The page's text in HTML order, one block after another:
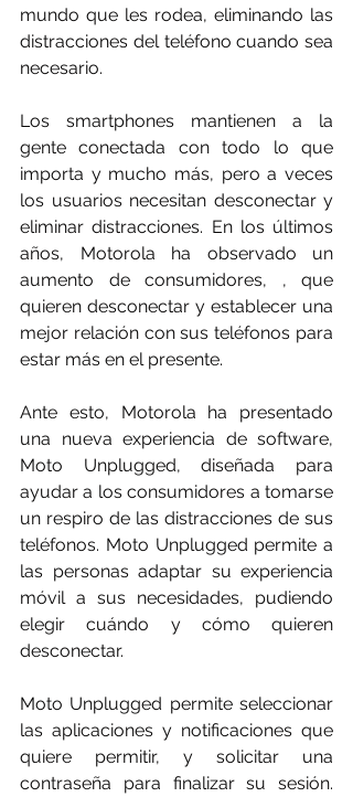
mundo que les rodea, eliminando las
distracciones del teléfono cuando sea
necesario.
Los smartphones mantienen a la
gente conectada con todo lo que
importa y mucho más, pero a veces
los usuarios necesitan desconectar y
eliminar distracciones. En los últimos
años, Motorola ha observado un
aumento de consumidores, , que
quieren desconectar y establecer una
mejor relación con sus teléfonos para
estar más en el presente.
Ante esto, Motorola ha presentado
una nueva experiencia de software,
Moto Unplugged, diseñada para
ayudar a los consumidores a tomarse
un respiro de las distracciones de sus
teléfonos. Moto Unplugged permite a
las personas adaptar su experiencia
móvil a sus necesidades, pudiendo
elegir cuándo y cómo quieren
desconectar.
Moto Unplugged permite seleccionar
las aplicaciones y notificaciones que
quiere permitir, y solicitar una
contraseña para finalizar su sesión.